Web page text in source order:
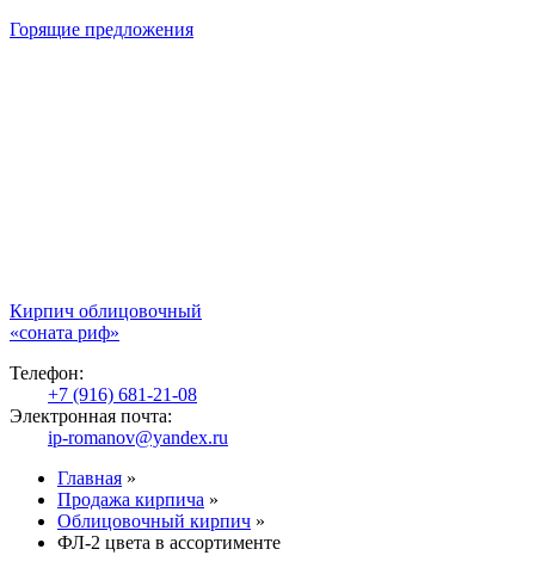
Горящие предложения
Кирпич облицовочный
«соната риф»
Телефон:
+7 (916) 681-21-08
Электронная почта:
ip-romanov@yandex.ru
Главная »
Продажа кирпича »
Облицовочный кирпич »
ФЛ-2 цвета в ассортименте